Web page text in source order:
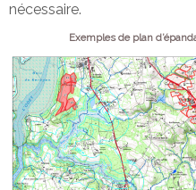
nécessaire.
Exemples de plan